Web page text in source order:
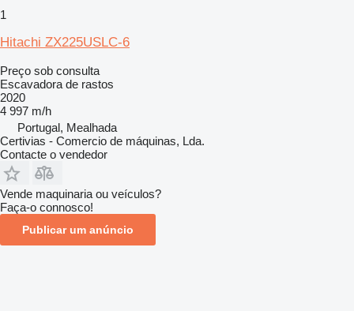
1
Hitachi ZX225USLC-6
Preço sob consulta
Escavadora de rastos
2020
4 997 m/h
Portugal, Mealhada
Certivias - Comercio de máquinas, Lda.
Contacte o vendedor
Vende maquinaria ou veículos?
Faça-o connosco!
Publicar um anúncio